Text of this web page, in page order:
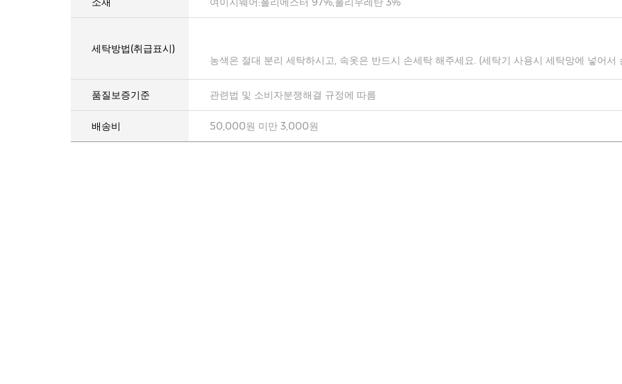
세탁방법(취급표시)
농색은 절대 분리 세탁하시고, 속옷은 반드시 손세탁 해주세요. (세탁기 사용시 세탁망에 넣어서
품질보증기준 관련법 및 소비자분쟁해결 규정에 따름
배송비 50,000원 미만 3,000원